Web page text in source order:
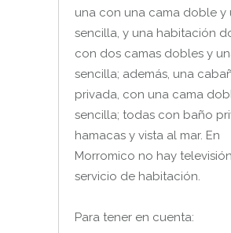
una con una cama doble y
sencilla, y una habitación
con dos camas dobles y
sencilla; además, una
privada, con una cama
sencilla; todas con baño
hamacas y vista al mar. En
Morromico no hay
servicio de habitación.
Para tener en cuenta: